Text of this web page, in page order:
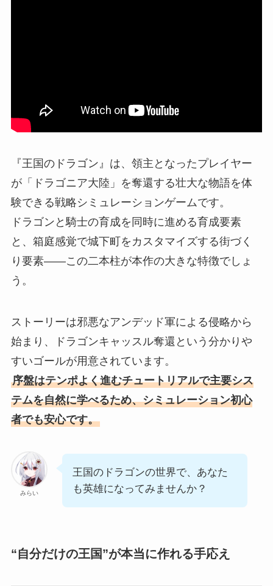
『王国のドラゴン』は、領主となったプレイヤー
が「ドラゴニア大陸」を奪還する壮大な物語を体
験できる戦略シミュレーションゲームです。
ドラゴンと騎士の育成を同時に進める育成要素
と、箱庭感覚で城下町をカスタマイズする街づく
り要素――この二本柱が本作の大きな特徴でしょ
う。
ストーリーは邪悪なアンデッド軍による侵略から
始まり、ドラゴンキャッスル奪還という分かりや
すいゴールが用意されています。
序盤はテンポよく進むチュートリアルで主要シス
テムを自然に学べるため、シミュレーション初心
者でも安心です。
みらい
王国のドラゴンの世界で、あなた
も英雄になってみませんか？
“自分だけの王国”が本当に作れる手応え